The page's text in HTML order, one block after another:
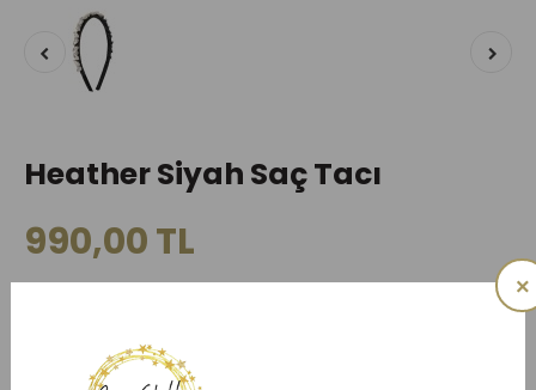
×
Heather Siyah Saç Tacı
990,00 TL
ADET